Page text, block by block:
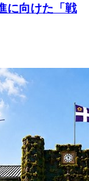
に向けた「戦